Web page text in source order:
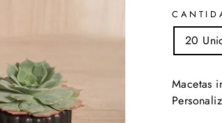
20
Macetas